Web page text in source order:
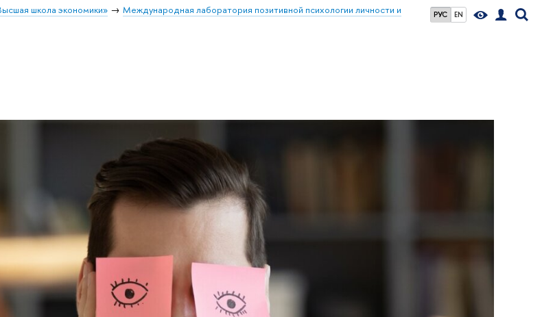
РУС EN
школа экономики»
Международная лаборатория позитивной психологии личности и